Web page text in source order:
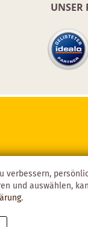
UNSER
verbessern,
und auswählen,
.